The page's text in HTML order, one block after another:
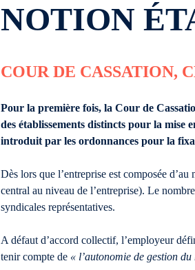
NOTION
COUR DE CASSATION,
Pour la première fois, la Cour de
des établissements distincts pour la mise
introduit par les ordonnances pour la
Dès lors que l’entreprise est composée
central au niveau de l’entreprise). Le
syndicales représentatives.
A défaut d’accord collectif, l’employeur
tenir compte de « l’autonomie de gestion